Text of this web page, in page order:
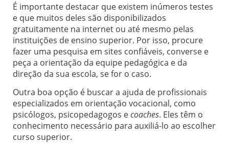
É importante destacar que existem inúmeros testes
e que muitos deles são disponibilizados
gratuitamente na internet ou até mesmo pelas
instituições de ensino superior. Por isso, procure
fazer uma pesquisa em sites confiáveis, converse e
peça a orientação da equipe pedagógica e da
direção da sua escola, se for o caso.
Outra boa opção é buscar a ajuda de profissionais
especializados em orientação vocacional, como
psicólogos, psicopedagogos ecoaches. Eles têm o
conhecimento necessário para auxiliá-lo ao escolher
curso superior.